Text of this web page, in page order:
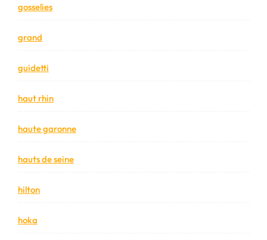
gosselies
grand
guidetti
haut rhin
haute garonne
hauts de seine
hilton
hoka